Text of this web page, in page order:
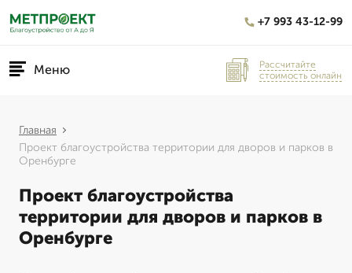
+7 993 43-12-99
Меню
Рассчитайте
стоимость онлайн
Главная
Проект благоустройства территории для дворов и парков в
Оренбурге
Проект благоустройства
территории для дворов и парков в
Оренбурге